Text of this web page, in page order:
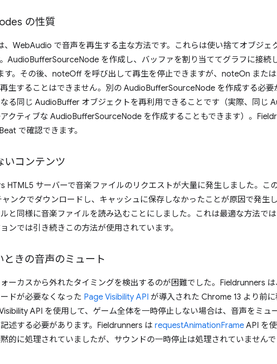
の性質
WebAudio で音声を再生する主な方法です。これらは使い捨てオブジェ
AudioBufferSourceNode を作成し、バッファを割り当ててグラフに接続
す。その後、noteOff を呼び出して再生を停止できますが、noteOn また
生することはできません。別の AudioBufferSourceNode を作成する必要
る同じ AudioBuffer オブジェクトを再利用できることです（実際、同じ
クティブな AudioBufferSourceNode を作成することもできます）。
で確認できます。
いコンテンツ
HTML5 サーバーで音楽ファイルのリクエストが大量に発生しました。この
ンクでダウンロードし、キャッシュに保存しなかったことが原因で発生
と同様に音楽ファイルを読み込むことにしました。これは最適な方法では
ンでは引き続きこの方法が使用されています。
ときの音声のミュート
ーカスから外れたタイミングを検出するのが困難でした。Fieldrunners
ドが必要なくなった Page Visibility API が導入された Chrome 13 より前
API を使用して、ゲーム全体を一時停止しない場合は、音声をミュ
述する必要があります。Fieldrunners は requestAnimationFrame API を
的に処理されていましたが、サウンドの一時停止は処理されていませんで